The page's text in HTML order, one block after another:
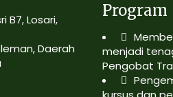
B7, Losari,
Daerah
Program
menjadi
Pengobat